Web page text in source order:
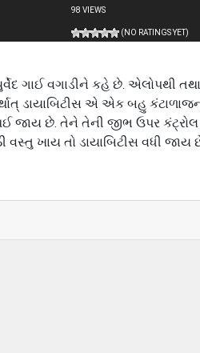
98 VIEWS
(NO RATINGS YET)
ગાઈ વગાડીને કહે છે. એલોપથી તથા
ડાયાબિટીસ એ એક બહુ
જાય છે. તેને તેની જીભ ઉપર કંટ્રોલ
ખાય તો ડાયાબિટીસ વધી જાય